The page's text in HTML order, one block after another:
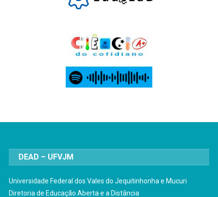
DEAD – UFVJM
Universidade Federal dos Vales do Jequitinhonha e Mucuri
Diretoria de Educação Aberta e a Distância